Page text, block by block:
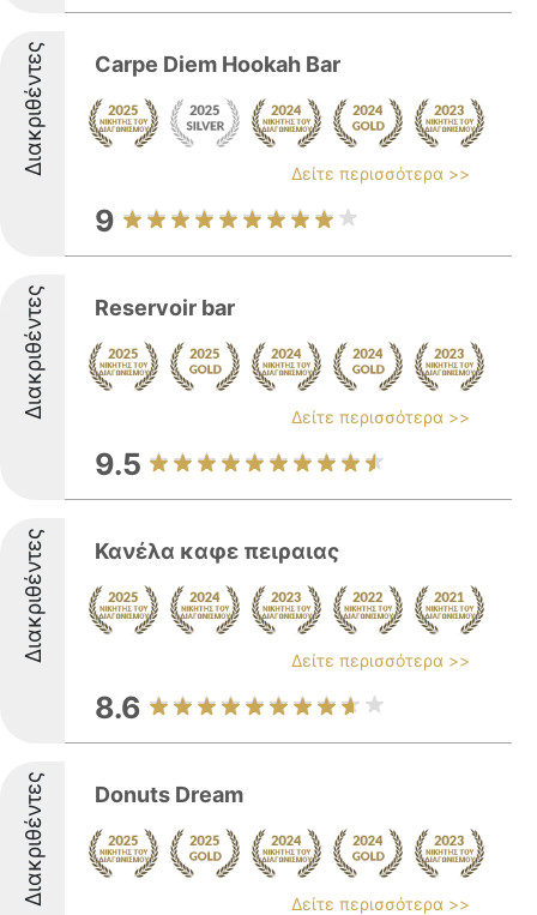
Διακριθέντες Carpe Diem Hookah Bar
Δείτε περισσότερα >>
9
Διακριθέντες Reservoir bar
Δείτε περισσότερα >>
9.5
Διακριθέντες Κανέλα καφε πειραιας
Δείτε περισσότερα >>
8.6
Διακριθέντες Donuts Dream
Δείτε περισσότερα >>